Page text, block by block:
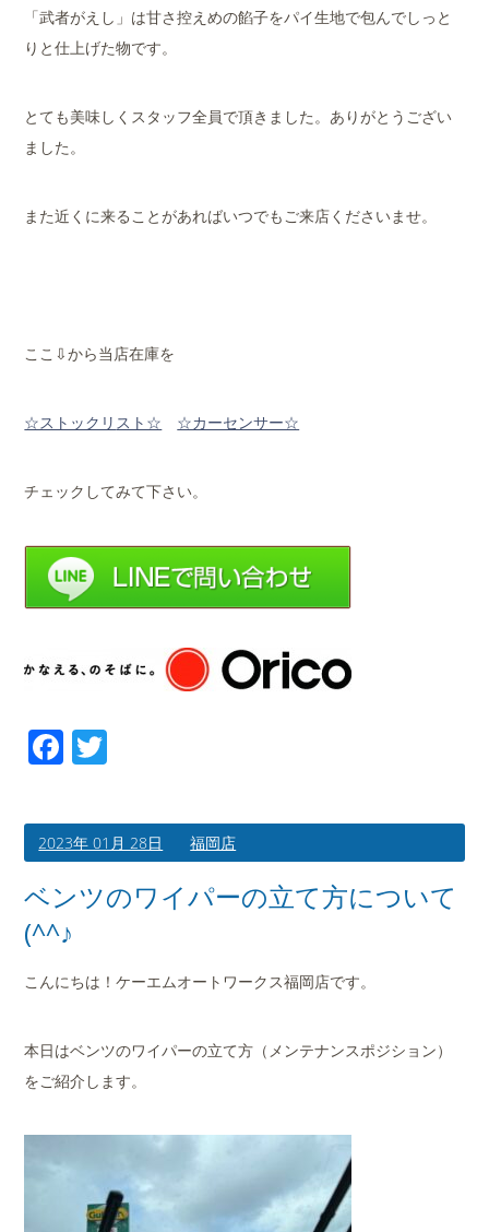
「武者がえし」は甘さ控えめの餡子をパイ生地で包んでしっと
りと仕上げた物です。
とても美味しくスタッフ全員で頂きました。ありがとうござい
ました。
また近くに来ることがあればいつでもご来店くださいませ。
ここ⇩から当店在庫を
☆ストックリ スト☆ ☆カーセンサー☆
チェックしてみて下さい。
Facebook
2023年 01月 28日 福岡店
ベンツのワイパーの立て方について
(^^♪
こんにちは！ケーエムオートワークス福岡店です。
本日はベンツのワイパーの立て方（メンテナンスポジション）
をご紹介します。